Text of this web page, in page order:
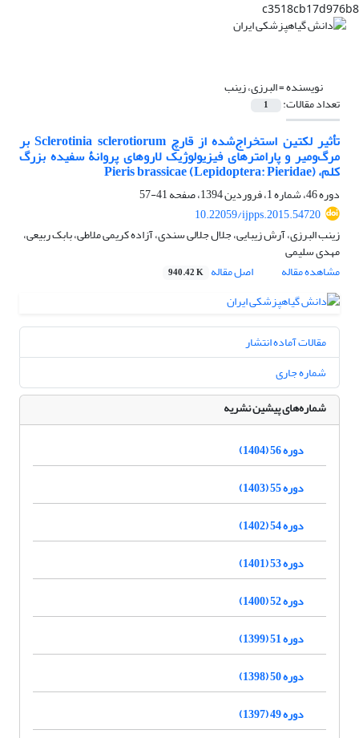
c3518cb17d976b8
نویسنده =البرزی، زینب
تعداد مقالات: 1
تأثیر لکتین استخراج‌شده از قارچ Sclerotinia sclerotiorum بر
مرگ‌ومیر و پارامترهای فیزیولوژیک لاروهای پروانۀ سفیده بزرگ
کلم، Pieris brassicae (Lepidoptera: Pieridae)
دوره 46، شماره 1، فروردین 1394، صفحه
41-57
10.22059/ijpps.2015.54720
زینب البرزی، آرش زیبایی، جلال جلالی سندی، آزاده کریمی ملاطی، بابک ربیعی،
مهدی سلیمی
مشاهده مقاله
اصل مقاله 940.42 K
مقالات آماده انتشار
شماره جاری
شماره‌های پیشین نشریه
دوره 56 (1404)
دوره 55 (1403)
دوره 54 (1402)
دوره 53 (1401)
دوره 52 (1400)
دوره 51 (1399)
دوره 50 (1398)
دوره 49 (1397)